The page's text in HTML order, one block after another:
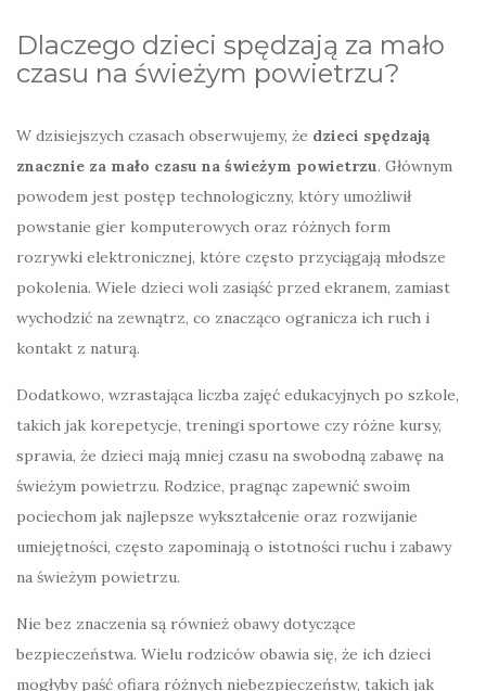
Dlaczego dzieci spędzają za mało
czasu na świeżym powietrzu?
W dzisiejszych czasach obserwujemy, że dzieci spędzają
znacznie za mało czasu na świeżym powietrzu. Głównym
powodem jest postęp technologiczny, który umożliwił
powstanie gier komputerowych oraz różnych form
rozrywki elektronicznej, które często przyciągają młodsze
pokolenia. Wiele dzieci woli zasiąść przed ekranem, zamiast
wychodzić na zewnątrz, co znacząco ogranicza ich ruch i
kontakt z naturą.
Dodatkowo, wzrastająca liczba zajęć edukacyjnych po szkole,
takich jak korepetycje, treningi sportowe czy różne kursy,
sprawia, że dzieci mają mniej czasu na swobodną zabawę na
świeżym powietrzu. Rodzice, pragnąc zapewnić swoim
pociechom jak najlepsze wykształcenie oraz rozwijanie
umiejętności, często zapominają o istotności ruchu i zabawy
na świeżym powietrzu.
Nie bez znaczenia są również obawy dotyczące
bezpieczeństwa. Wielu rodziców obawia się, że ich dzieci
mogłyby paść ofiarą różnych niebezpieczeństw, takich jak